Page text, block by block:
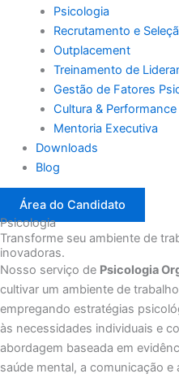
Psicologia
Recrutamento e
Outplacement
Treinamento de
Gestão de Fatores
Cultura &
Mentoria Executiva
Downloads
Blog
Área do Candidato
Psicologia
Transforme seu ambiente de
inovadoras.
Nosso serviço de Psicologia
cultivar um ambiente de
empregando estratégias
às necessidades individuais e
abordagem baseada em
saúde mental, a comunicação